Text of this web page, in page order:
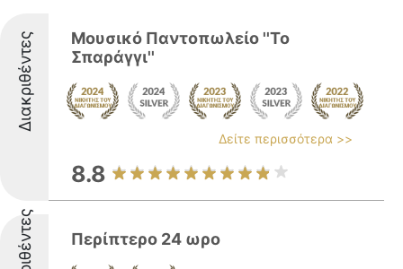
Διακριθέντες
Μουσικό Παντοπωλείο ''Το
Σπαράγγι''
Δείτε περισσότερα >>
8.8
Περίπτερο 24 ωρο